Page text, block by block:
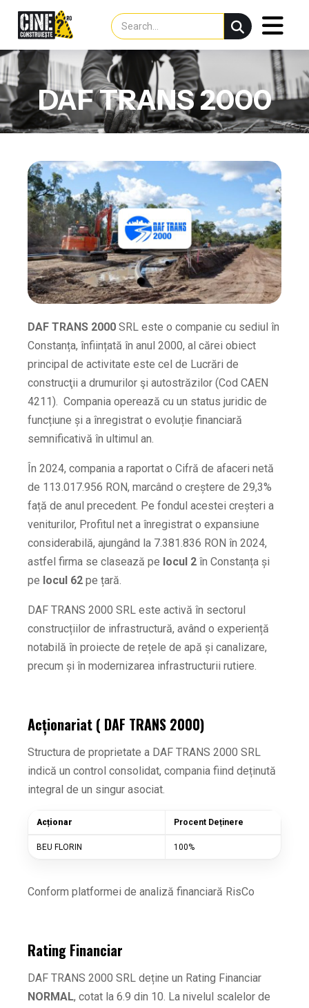
DAF TRANS 2000
DAF TRANS 2000 SRL este o companie cu sediul în
Constanța, înființată în anul 2000, al cărei obiect
principal de activitate este cel de Lucrări de
construcţii a drumurilor şi autostrăzilor (Cod CAEN
4211). Compania operează cu un status juridic de
funcțiune și a înregistrat o evoluție financiară
semnificativă în ultimul an.
În 2024, compania a raportat o Cifră de afaceri netă
de 113.017.956 RON, marcând o creștere de 29,3%
față de anul precedent. Pe fondul acestei creșteri a
veniturilor, Profitul net a înregistrat o expansiune
considerabilă, ajungând la 7.381.836 RON în 2024,
astfel firma se clasează pe locul 2 în Constanța și
pe locul 62 pe țară.
DAF TRANS 2000 SRL este activă în sectorul
construcțiilor de infrastructură, având o experiență
notabilă în proiecte de rețele de apă și canalizare,
precum și în modernizarea infrastructurii rutiere.
Acționariat ( DAF TRANS 2000)
Structura de proprietate a DAF TRANS 2000 SRL
indică un control consolidat, compania fiind deținută
integral de un singur asociat.
Acționar Procent Deținere
BEU FLORIN 100%
Conform platformei de analiză financiară RisCo
Rating Financiar
DAF TRANS 2000 SRL deține un Rating Financiar
NORMAL, cotat la 6.9 din 10. La nivelul scalelor de